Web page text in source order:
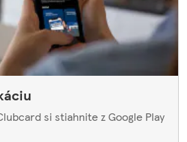
si stiahnite z Google Play